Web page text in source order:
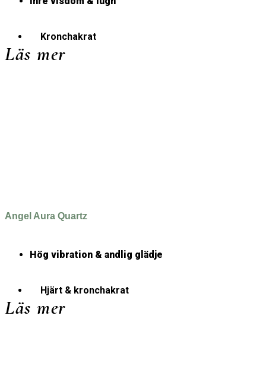
Kronchakrat
Läs mer
Angel Aura Quartz
Hög vibration & andlig glädje
Hjärt & kronchakrat
Läs mer